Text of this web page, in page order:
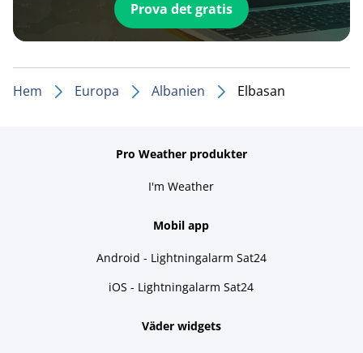
Prova det gratis
Hem Europa Albanien Elbasan
Pro Weather produkter
I'm Weather
Mobil app
Android - Lightningalarm Sat24
iOS - Lightningalarm Sat24
Väder widgets